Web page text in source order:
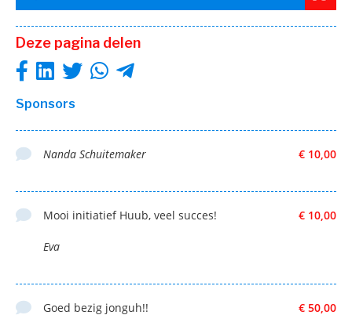
Deze pagina delen
Sponsors
€ 10,00
Nanda Schuitemaker
€ 10,00
Mooi initiatief Huub, veel succes!
Eva
€ 50,00
Goed bezig jonguh!!